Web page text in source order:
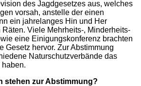
des Jagdgesetzes aus, welches
vorsah, anstelle der einen
ein jahrelanges Hin und Her
Viele Mehrheits-, Minderheits-
eine Einigungskonferenz brachten
Gesetz hervor. Zur Abstimmung
Naturschutzverbände das
haben.
stehen zur Abstimmung?